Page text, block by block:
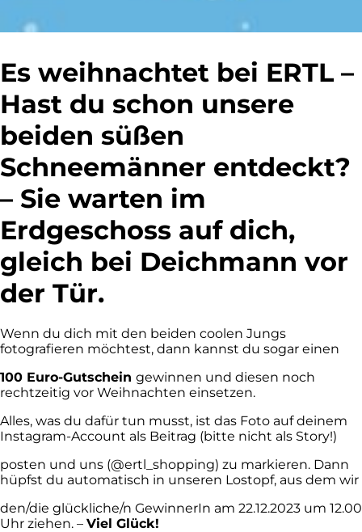
Es weihnachtet bei ERTL –
Hast du schon unsere
beiden süßen
Schneemänner entdeckt?
– Sie warten im
Erdgeschoss auf dich,
gleich bei Deichmann vor
der Tür.
Wenn du dich mit den beiden coolen Jungs
fotografieren möchtest, dann kannst du sogar einen
100 Euro-Gutschein gewinnen und diesen noch
rechtzeitig vor Weihnachten einsetzen.
Alles, was du dafür tun musst, ist das Foto auf deinem
Instagram-Account als Beitrag (bitte nicht als Story!)
posten und uns (@ertl_shopping) zu markieren. Dann
hüpfst du automatisch in unseren Lostopf, aus dem wir
den/die glückliche/n GewinnerIn am 22.12.2023 um 12.00
Uhr ziehen. – Viel Glück!